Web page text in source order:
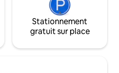
Stationnement
gratuit sur place